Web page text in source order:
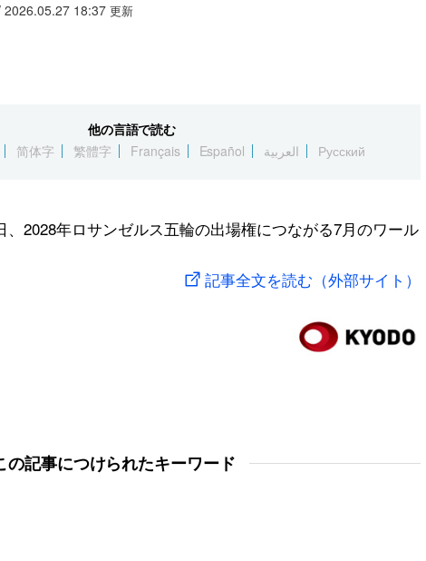
18:37 更新
他の言語で読む
简体字 繁體字 Français Español العربية Русский
、2028年ロサンゼルス五輪の出場権につながる7月のワール
記事全文を読む（外部サイト）
の記事につけられたキーワード